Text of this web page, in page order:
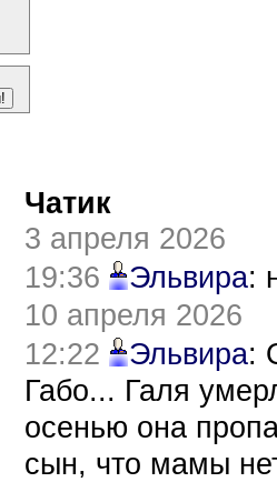
Чатик
3 апреля 2026
19:36
Эльвира:
10 апреля 2026
12:22
Эльвира:
Габо... Галя
осенью она
сын, что мамы